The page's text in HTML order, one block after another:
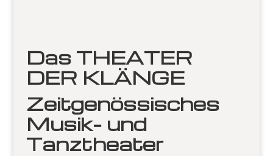
Das THEATER
DER KLÄNGE
Zeitgenössisches
Musik- und
Tanztheater